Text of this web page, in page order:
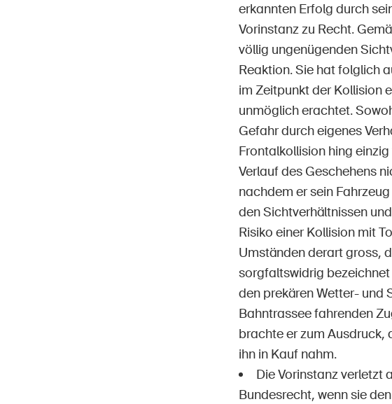
erkannten Erfolg durch
Vorinstanz zu Recht.
völlig ungenügenden
Reaktion. Sie hat folglich
im Zeitpunkt der Kollision
unmöglich erachtet.
Gefahr durch eigenes
Frontalkollision hing
Verlauf des Geschehens
nachdem er sein
den Sichtverhältnissen
Risiko einer Kollision mit
Umständen derart gross,
sorgfaltswidrig
den prekären Wetter- und
Bahntrassee fahrenden
brachte er zum Ausdruck,
ihn in Kauf nahm.
Die Vorinstanz verletzt
Bundesrecht, wenn sie